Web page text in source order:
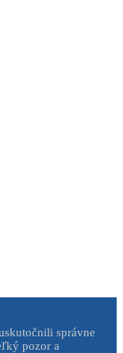
správne
pozor a